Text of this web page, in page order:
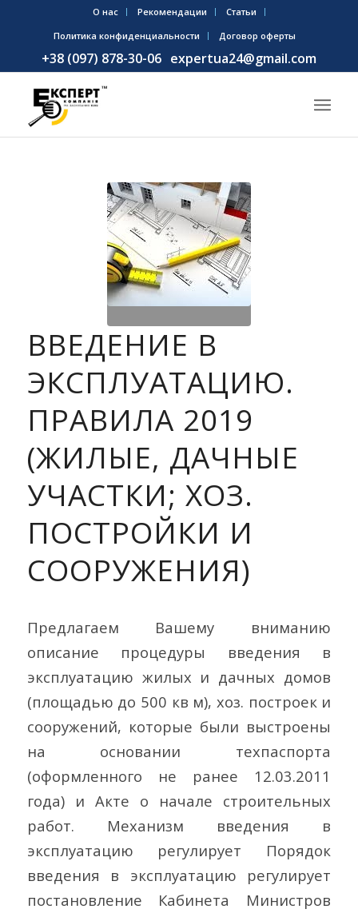
О нас Рекомендации
Статьи
Политика конфиденциальности
Договор оферты
+38 (097) 878-30-06 expertua24@gmail.com
ВВЕДЕНИЕ В
ЭКСПЛУАТАЦИЮ.
ПРАВИЛА 2019
(ЖИЛЫЕ, ДАЧНЫЕ
УЧАСТКИ; ХОЗ.
ПОСТРОЙКИ И
СООРУЖЕНИЯ)
Предлагаем Вашему вниманию
описание процедуры введения в
эксплуатацию жилых и дачных домов
(площадью до 500 кв м), хоз. построек и
сооружений, которые были выстроены
на основании техпаспорта
(оформленного не ранее 12.03.2011
года) и Акте о начале строительных
работ. Механизм введения в
эксплуатацию регулирует Порядок
введения в эксплуатацию регулирует
постановление Кабинета Министров